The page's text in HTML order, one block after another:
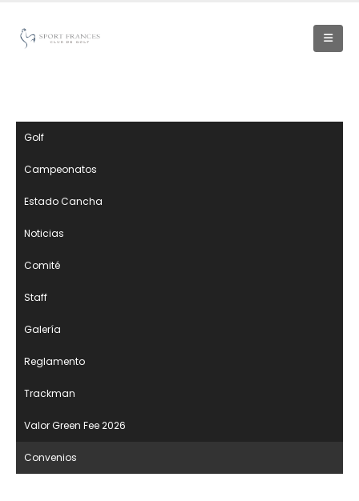
Golf
Campeonatos
Estado Cancha
Noticias
Comité
Staff
Galería
Reglamento
Trackman
Valor Green Fee 2026
Convenios